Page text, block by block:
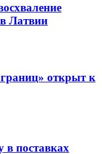
Латвии
открыт к
в поставках